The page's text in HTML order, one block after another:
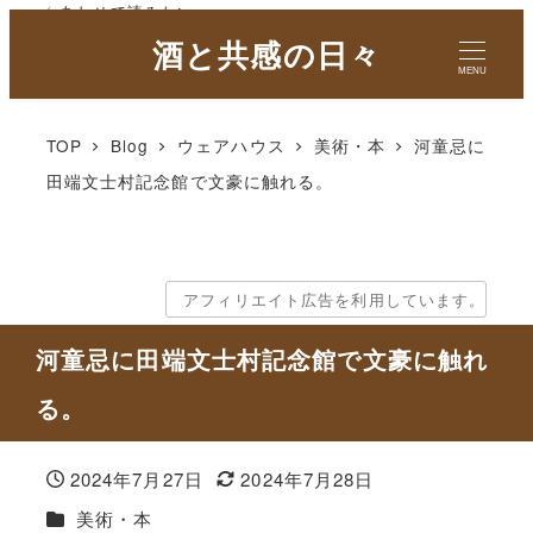
酒と共感の日々 MENU
TOP Blog ウェアハウス 美術・本
河童忌に
田端文士村記念館で文豪に触れる。
アフィリエイト広告を利用しています。
河童忌に田端文士村記念館で文豪に触れ
る。
2024年7月27日
2024年7月28日
カテゴリー
美術・本
✓ あわせて読みたい